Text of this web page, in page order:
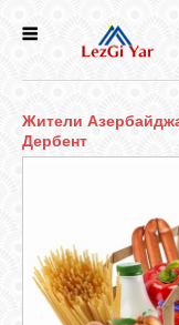
СЕЛА
КУЛЬТУРА
Жители
Дербент